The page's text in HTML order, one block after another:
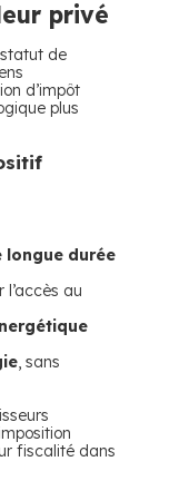
privé
de
d’impôt
plus
longue durée
au
, sans
fiscalité dans